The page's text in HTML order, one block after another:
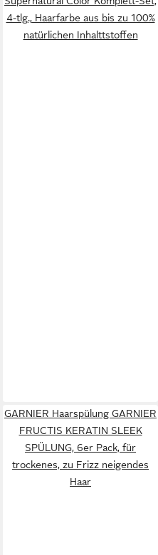
4-tlg., Haarfarbe aus bis zu 100%
natürlichen Inhalttstoffen
GARNIER Haarspülung GARNIER
FRUCTIS KERATIN SLEEK
SPÜLUNG, 6er Pack, für
trockenes, zu Frizz neigendes
Haar